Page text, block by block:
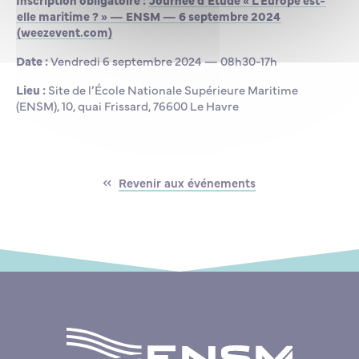
elle maritime ? » — ENSM — 6 septembre 2024
(weezevent.com)
Date :Vendredi 6 septembre 2024 — 08h30-17h
Lieu :Site de l’École Nationale Supérieure Maritime
(ENSM), 10, quai Frissard, 76600 Le Havre
Revenir aux événements